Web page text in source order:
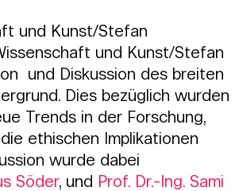
und Kunst/Stefan
und Kunst/Stefan
und Diskussion des breiten
Dies bezüglich wurden
Trends in der Forschung,
ethischen Implikationen
wurde dabei
Söder, und Prof. Dr.-Ing. Sami